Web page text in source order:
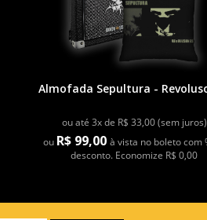
Almofada Sepultura -
ou até 3x de R$ 33,00 (sem juros)
ou R$ 99,00 à vista no boleto com
desconto. Economize R$ 0,00